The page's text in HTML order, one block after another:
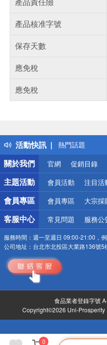
0
產品核准字號
保存天數
應免稅
應免稅
活動快訊
得獎公告
熱門話題
銀行優惠
偏遠地區配送
詐騙網頁！請
關於我們
官網 促銷目錄
主題活動 會員活動 注目活
會員專區 會員專區 大宗採
客服中心 常見問題 服務公
服務時間： 週一至週日 09:00-21:00，
公司地址： 台北市北投區大業路136號5
食品業者登錄字號
Copyright©2026 Uni-